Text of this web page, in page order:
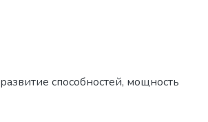
развитие способностей, мощность